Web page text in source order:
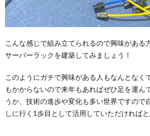
こんな感じで組み立てられるので興味がある
サーバーラックを建築してみましょう！
このようにガチで興味がある人もなんとなく
もかからないので来年もあればぜひ足を運ん
うか、技術の進歩や変化も多い世界ですので
しに行く1歩目として活用していただければと